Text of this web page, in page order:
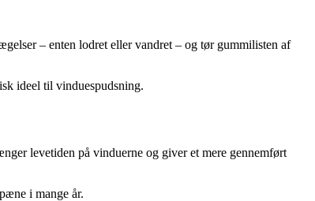
– enten lodret eller vandret – og tør gummilisten af
ideel til vinduespudsning.
levetiden på vinduerne og giver et mere gennemført
i mange år.